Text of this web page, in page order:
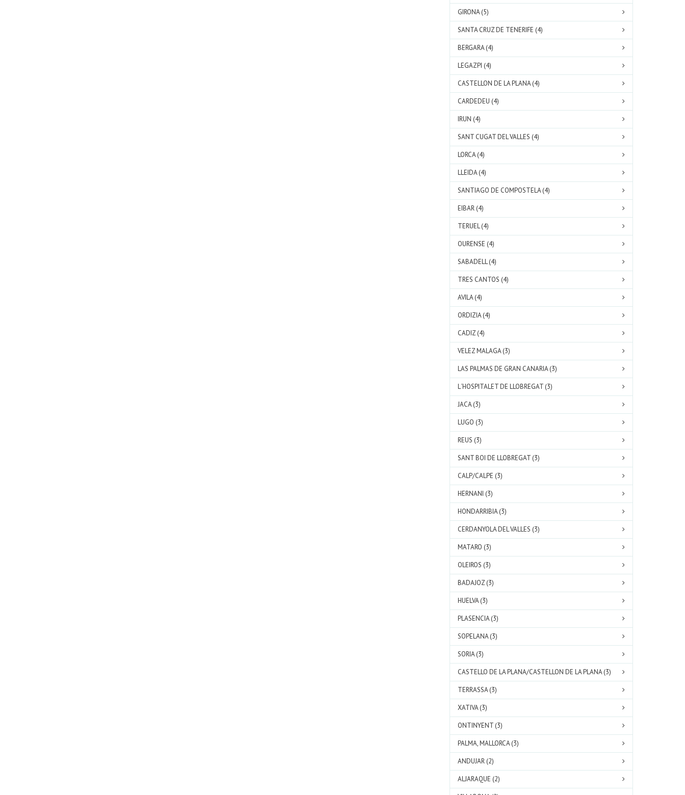
GIRONA (5)
SANTA CRUZ DE TENERIFE (4)
BERGARA (4)
LEGAZPI (4)
CASTELLON DE LA PLANA (4)
CARDEDEU (4)
IRUN (4)
SANT CUGAT DEL VALLES (4)
LORCA (4)
LLEIDA (4)
SANTIAGO DE COMPOSTELA (4)
EIBAR (4)
TERUEL (4)
OURENSE (4)
SABADELL (4)
TRES CANTOS (4)
AVILA (4)
ORDIZIA (4)
CADIZ (4)
VELEZ MALAGA (3)
LAS PALMAS DE GRAN CANARIA (3)
L´HOSPITALET DE LLOBREGAT (3)
JACA (3)
LUGO (3)
REUS (3)
SANT BOI DE LLOBREGAT (3)
CALP/CALPE (3)
HERNANI (3)
HONDARRIBIA (3)
CERDANYOLA DEL VALLES (3)
MATARO (3)
OLEIROS (3)
BADAJOZ (3)
HUELVA (3)
PLASENCIA (3)
SOPELANA (3)
SORIA (3)
CASTELLO DE LA PLANA/CASTELLON DE LA PLANA (3)
TERRASSA (3)
XATIVA (3)
ONTINYENT (3)
PALMA, MALLORCA (3)
ANDUJAR (2)
ALJARAQUE (2)